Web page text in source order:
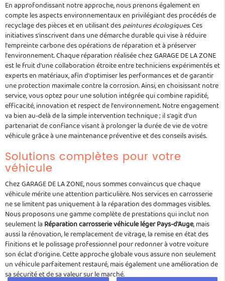
En approfondissant notre approche, nous prenons également en
compte les aspects environnementaux en privilégiant des procédés de
recyclage des pièces et en utilisant despeintures écologiques. Ces
initiatives s'inscrivent dans une démarche durable qui vise à réduire
l'empreinte carbone des opérations de réparation et à préserver
l'environnement. Chaque réparation réalisée chez GARAGE DE LA ZONE
est le fruit d'une collaboration étroite entre techniciens expérimentés et
experts en matériaux, afin d'optimiser les performances et de garantir
une protection maximale contre la corrosion. Ainsi, en choisissant notre
service, vous optez pour une solution intégrée qui combine rapidité,
efficacité, innovation et respect de l'environnement. Notre engagement
va bien au-delà de la simple intervention technique ; il s'agit d'un
partenariat de confiance visant à prolonger la durée de vie de votre
véhicule grâce à une maintenance préventive et des conseils avisés.
Solutions complètes pour votre
véhicule
Chez GARAGE DE LA ZONE, nous sommes convaincus que chaque
véhicule mérite une attention particulière. Nos services en carrosserie
ne se limitent pas uniquement à la réparation des dommages visibles.
Nous proposons une gamme complète de prestations qui inclut non
seulement la Réparation carrosserie véhicule léger Pays-d'Auge, mais
aussi la rénovation, le remplacement de vitrage, la remise en état des
finitions et le polissage professionnel pour redonner à votre voiture
son éclat d'origine. Cette approche globale vous assure non seulement
un véhicule parfaitement restauré, mais également une amélioration de
sa sécurité et de sa valeur sur le marché.